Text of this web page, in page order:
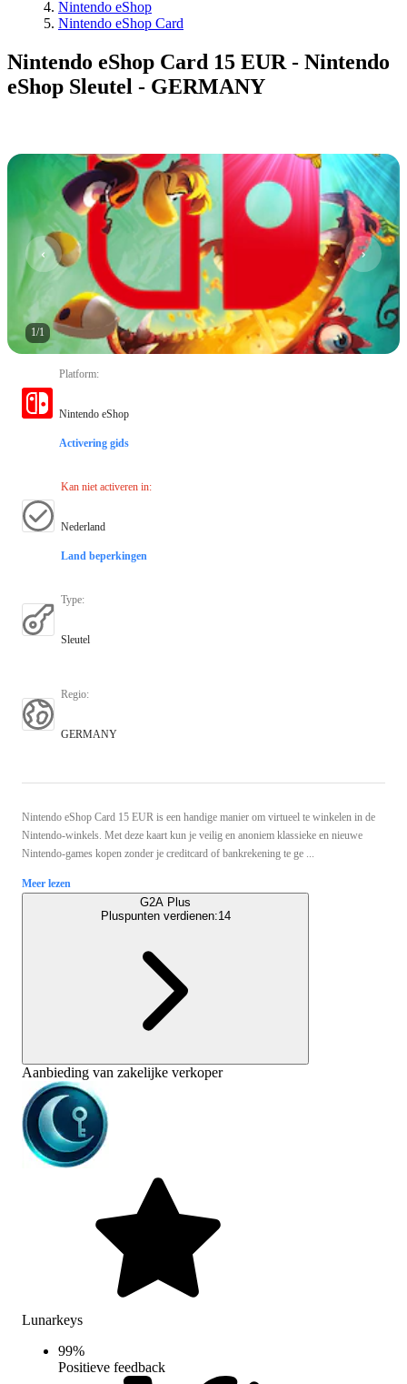
Nintendo eShop
Nintendo eShop Card
Nintendo eShop Card 15 EUR - Nintendo
eShop Sleutel - GERMANY
1/1
Platform:
Nintendo eShop
Activering gids
Kan niet activeren in:
Nederland
Land beperkingen
Type:
Sleutel
Regio:
GERMANY
Nintendo eShop Card 15 EUR is een handige manier om virtueel te winkelen in de
Nintendo-winkels. Met deze kaart kun je veilig en anoniem klassieke en nieuwe
Nintendo-games kopen zonder je creditcard of bankrekening te ge ...
Meer lezen
G2A Plus
Pluspunten verdienen:14
Aanbieding van zakelijke verkoper
Lunarkeys
99%
Positieve feedback